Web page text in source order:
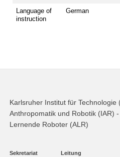
Language of
instruction
German
Karlsruher Institut für Technologie
Anthropomatik und Robotik (IAR)
Lernende Roboter (ALR)
Sekretariat Leitung